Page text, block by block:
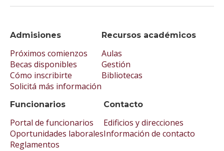
Admisiones
Próximos comienzos
Becas disponibles
Cómo inscribirte
Solicitá más información
Recursos académicos
Aulas
Gestión
Bibliotecas
Funcionarios
Portal de funcionarios
Oportunidades laborales
Reglamentos
Contacto
Edificios y direcciones
Información de contacto